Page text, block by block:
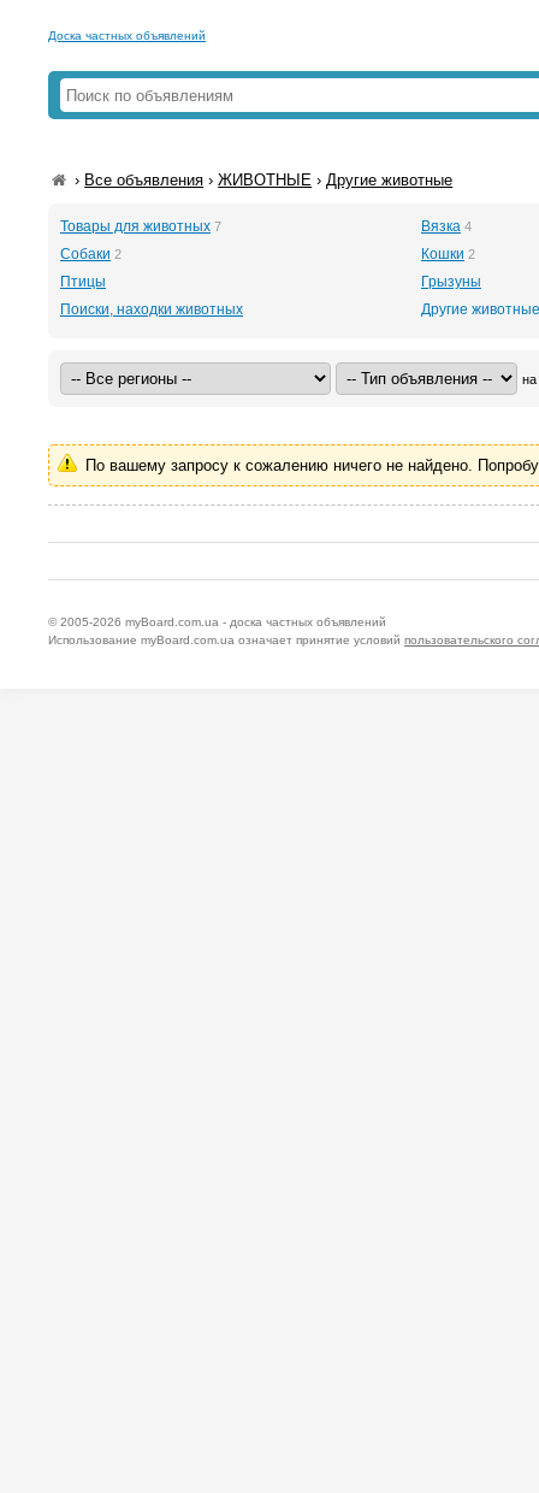
Доска частных объявлений
› Все объявления ›ЖИВОТНЫЕ ›Другие животные
Товары для животных 7 Вязка 4
Собаки 2 Кошки 2
Птицы
Грызуны
Поиски, находки животных
Другие животные
на
По вашему запросу к сожалению ничего не найдено.
© 2005-2026 myBoard.com.ua - доска частных объявлений
Использование myBoard.com.ua означает принятие условий пользовательского